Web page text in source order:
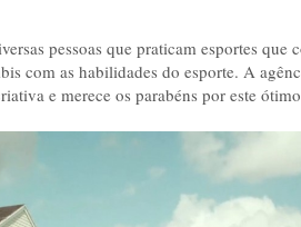
pessoas que praticam esportes que
com as habilidades do esporte. A
e merece os parabéns por este